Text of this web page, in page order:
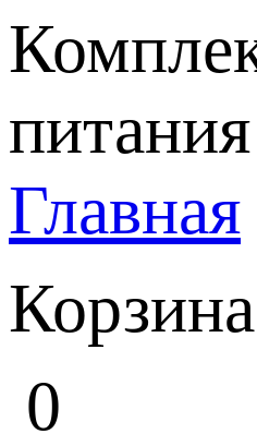
питания
Главная
Корзина
0